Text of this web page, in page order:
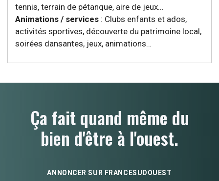
tennis, terrain de pétanque, aire de jeux…
Animations / services : Clubs enfants et ados,
activités sportives, découverte du patrimoine local,
soirées dansantes, jeux, animations…
Ça fait quand même du
bien d'être à l'ouest.
ANNONCER SUR FRANCESUDOUEST